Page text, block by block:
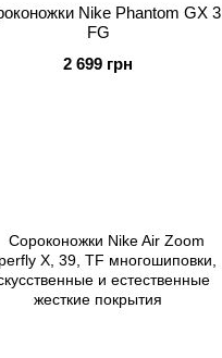
Nike Phantom GX 3
FG
2 699 грн